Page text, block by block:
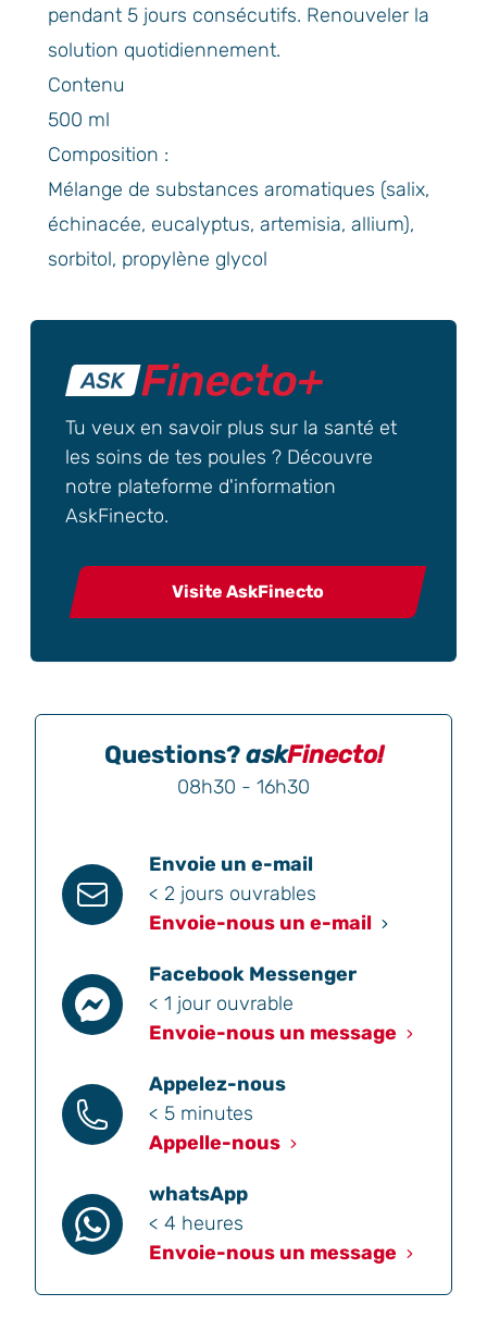
pendant 5 jours consécutifs. Renouveler la
solution quotidiennement.
Contenu
500 ml
Composition :
Mélange de substances aromatiques (salix,
échinacée, eucalyptus, artemisia, allium),
sorbitol, propylène glycol
Tu veux en savoir plus sur la santé et
les soins de tes poules ? Découvre
notre plateforme d'information
AskFinecto.
Visite AskFinecto
Questions?askFinecto!
08h30 - 16h30
Envoie un e-mail
< 2 jours ouvrables
Envoie-nous un e-mail
Facebook Messenger
< 1 jour ouvrable
Envoie-nous un message
Appelez-nous
< 5 minutes
Appelle-nous
whatsApp
< 4 heures
Envoie-nous un message